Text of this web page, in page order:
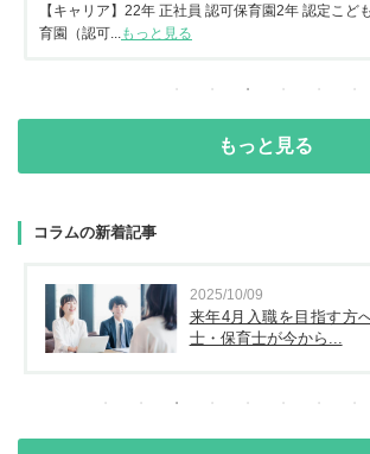
【キャリア】22年 正社員 認可保育園2年 認定こ
育園（認可...もっと見る
もっと見る
コラムの新着記事
2025/10/09
来年4月入職を目指す方
士・保育士が今から...